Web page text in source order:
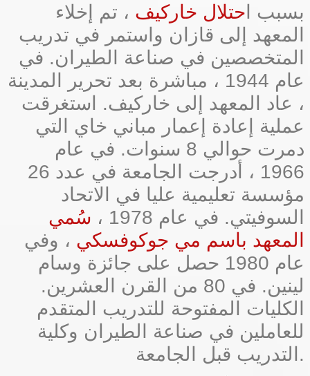
بسبب ا حتلال خاركيف ، تم إخلاء
المعهد إلى قازان واستمر في تدريب
المتخصصين في صناعة الطيران. في
عام 1944 ، مباشرة بعد تحرير المدينة
، عاد المعهد إلى خاركيف. استغرقت
عملية إعادة إعمار مباني خاي التي
دمرت حوالي 8 سنوات. في عام
1966 ، أدرجت الجامعة في عدد 26
مؤسسة تعليمية عليا في الاتحاد
السوفيتي. في عام 1978 ،
سُمي
المعهد باسم مي جوكوفسكي ، وفي
عام 1980 حصل على جائزة وسام
لينين. في 80 من القرن العشرين.
الكليات المفتوحة للتدريب المتقدم
للعاملين في صناعة الطيران وكلية
التدريب قبل الجامعة.